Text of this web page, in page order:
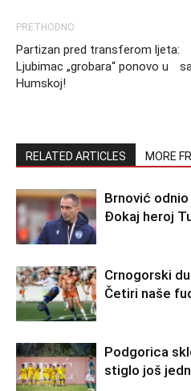
PRETHODNO
Partizan pred transferom ljeta:
Ljubimac „grobara“ ponovo u
Humskoj!
RELATED ARTICLES MORE
Brnović
Đokaj heroj
Crnogorski
Četiri naše
Podgorica
stiglo još